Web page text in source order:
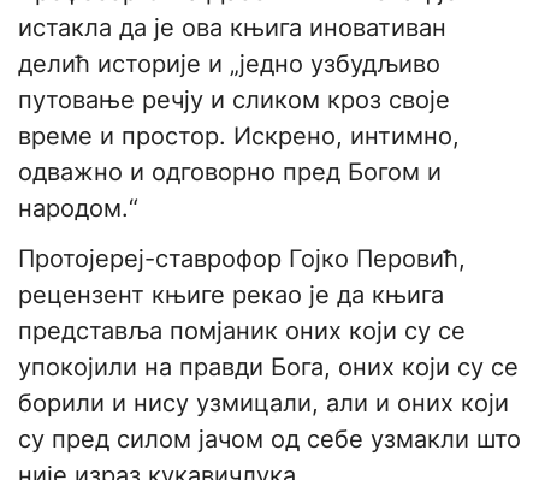
истакла да је ова књига иновативан
делић историје и „једно узбудљиво
путовање речју и сликом кроз своје
време и простор. Искрено, интимно,
одважно и одговорно пред Богом и
народом.“
Протојереј-ставрофор Гојко Перовић,
рецензент књиге рекао је да књига
представља помјаник оних који су се
упокојили на правди Бога, оних који су се
борили и нису узмицали, али и оних који
су пред силом јачом од себе узмакли што